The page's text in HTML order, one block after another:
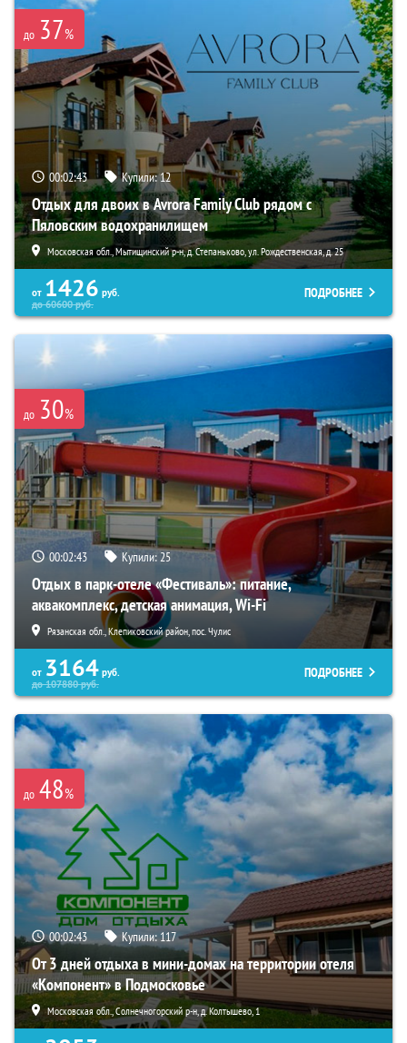
до 37%
00:02:41 Купили:12
Отдых для двоих в Avrora Family Club рядом с
Пяловским водохранилищем
Московская обл., Мытищинский р-н, д. Степаньково, ул. Рождественская, д. 25
от 1426 руб.
до60600руб.
ПОДРОБНЕЕ
до 30%
00:02:41 Купили:25
Отдых в парк-отеле «Фестиваль»: питание,
аквакомплекс, детская анимация, Wi-Fi
Рязанская обл., Клепиковский район, пос. Чулис
от 3164 руб.
до107880руб.
ПОДРОБНЕЕ
до 48%
00:02:41 Купили: 117
От 3 дней отдыха в мини-домах на территории отеля
«Компонент» в Подмосковье
Московская обл., Солнечногорский р-н, д. Колтышево, 1